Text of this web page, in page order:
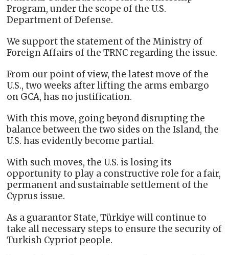
Program, under the scope of the U.S.
Department of Defense.
We support the statement of the Ministry of
Foreign Affairs of the TRNC regarding the issue.
From our point of view, the latest move of the
U.S., two weeks after lifting the arms embargo
on GCA, has no justification.
With this move, going beyond disrupting the
balance between the two sides on the Island, the
U.S. has evidently become partial.
With such moves, the U.S. is losing its
opportunity to play a constructive role for a fair,
permanent and sustainable settlement of the
Cyprus issue.
As a guarantor State, Türkiye will continue to
take all necessary steps to ensure the security of
Turkish Cypriot people.